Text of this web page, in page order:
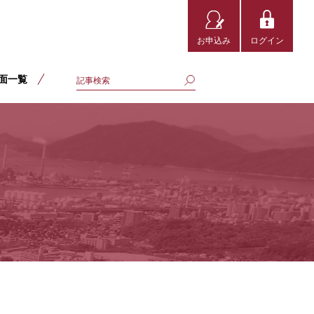
お申込み ログイン
一覧